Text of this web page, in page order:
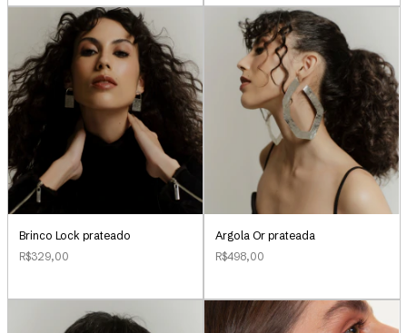
Brinco Lock prateado
R$329,00
Argola Or prateada
R$498,00